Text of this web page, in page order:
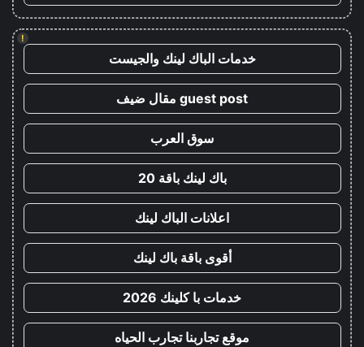
!
خدمات الباك لينك والجيست
guest post مقال ضيف
سوق العرب
باك لينك باقة 20
اعلانات الباك لينك
أقوى باقة باك لينك
خدمات با كلينك 2026
موقع تجاربنا تجارب الحياه